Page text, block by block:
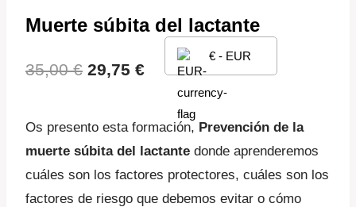
Muerte súbita del lactante
35,00€ El
original
era:
35,00 €.
29,75 €El
precio
actual
es:
29,75 €.
€ - EUR
Os presento esta formación, Prevención de la
muerte súbita del lactante donde aprenderemos
cuáles son los factores protectores, cuáles son los
factores de riesgo que debemos evitar o cómo